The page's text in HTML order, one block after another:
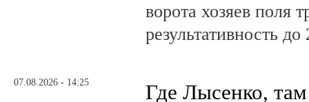
ворота хозяев поля
результативность
07.08.2026 - 14:25 Где Лысенко,